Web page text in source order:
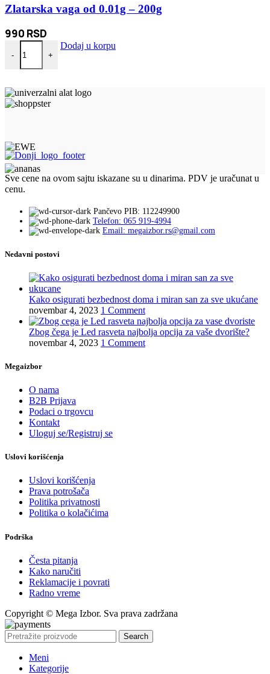
Zlatarska vaga od 0.01g – 200g
990 RSD
-
Zlatarska vaga od 0.01g - 200g količina
+
Dodaj u korpu
Sve cene na ovom sajtu iskazane su u dinarima. PDV je uračunat u
cenu.
Pančevo PIB: 112249900
Telefon: 065 919-4994
Email: megaizbor.rs@gmail.com
Nedavni postovi
Kako osigurati bezbednost doma i miran san za sve ukućane
novembar 4, 2023 1 Comment
Zbog čega je Led rasveta najbolja opcija za vaše dvorište?
novembar 4, 2023 1 Comment
Megaizbor
O nama
B2B Prijava
Podaci o trgovcu
Kontakt
Uloguj se/Registruj se
Uslovi korišćenja
Uslovi korišćenja
Prava potrošača
Politika privatnosti
Politika o kolačićima
Podrška
Česta pitanja
Kako naručiti
Reklamacije i povrati
Radno vreme
Copyright © Mega Izbor. Sva prava zadržana
Search
Meni
Kategorije